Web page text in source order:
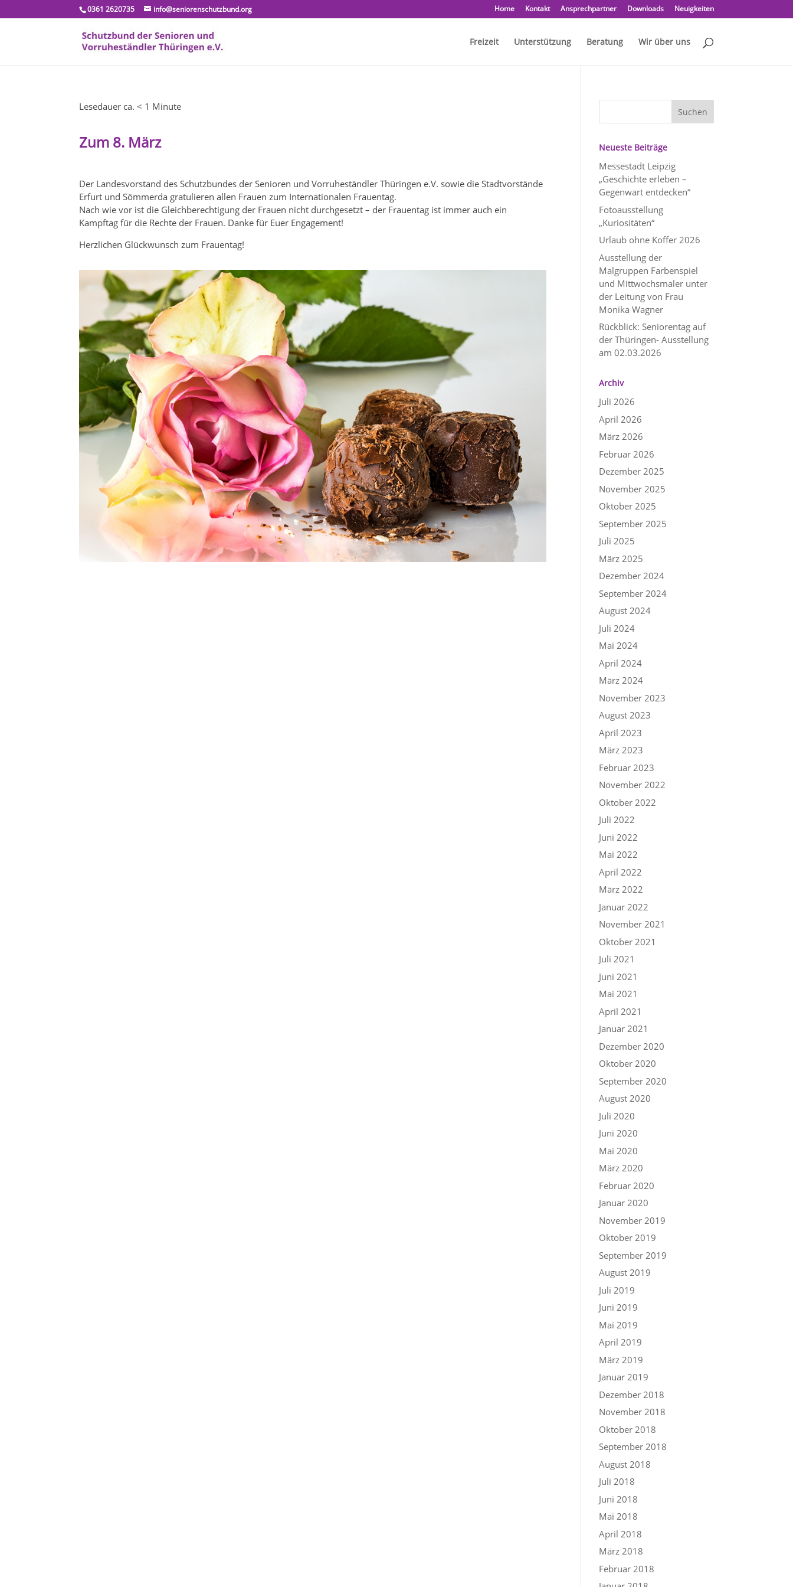
0361 2620735 info@seniorenschutzbund.org Home Kontakt Ansprechpartner Downloads Neuigkeiten
Freizeit Unterstützung Beratung Wir über uns
Lesedauer ca. < 1 Minute
Zum 8. März
Der Landesvorstand des Schutzbundes der Senioren und Vorruheständler Thüringen e.V. sowie die Stadtvorstände
Erfurt und Sömmerda gratulieren allen Frauen zum Internationalen Frauentag.
Nach wie vor ist die Gleichberechtigung der Frauen nicht durchgesetzt – der Frauentag ist immer auch ein
Kampftag für die Rechte der Frauen. Danke für Euer Engagement!
Herzlichen Glückwunsch zum Frauentag!
Neueste Beiträge
Messestadt Leipzig
„Geschichte erleben –
Gegenwart entdecken“
Fotoausstellung
„Kuriositäten“
Urlaub ohne Koffer 2026
Ausstellung der
Malgruppen Farbenspiel
und Mittwochsmaler unter
der Leitung von Frau
Monika Wagner
Rückblick: Seniorentag auf
der Thüringen- Ausstellung
am 02.03.2026
Archiv
Juli 2026
April 2026
März 2026
Februar 2026
Dezember 2025
November 2025
Oktober 2025
September 2025
Juli 2025
März 2025
Dezember 2024
September 2024
August 2024
Juli 2024
Mai 2024
April 2024
März 2024
November 2023
August 2023
April 2023
März 2023
Februar 2023
November 2022
Oktober 2022
Juli 2022
Juni 2022
Mai 2022
April 2022
März 2022
Januar 2022
November 2021
Oktober 2021
Juli 2021
Juni 2021
Mai 2021
April 2021
Januar 2021
Dezember 2020
Oktober 2020
September 2020
August 2020
Juli 2020
Juni 2020
Mai 2020
März 2020
Februar 2020
Januar 2020
November 2019
Oktober 2019
September 2019
August 2019
Juli 2019
Juni 2019
Mai 2019
April 2019
März 2019
Januar 2019
Dezember 2018
November 2018
Oktober 2018
September 2018
August 2018
Juli 2018
Juni 2018
Mai 2018
April 2018
März 2018
Februar 2018